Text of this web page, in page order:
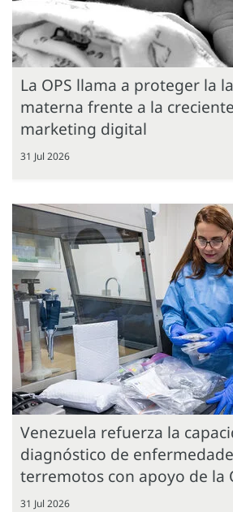
La OPS llama a proteger la
materna frente a la
marketing digital
31 Jul 2026
Venezuela refuerza la
diagnóstico de
terremotos con apoyo de la
31 Jul 2026